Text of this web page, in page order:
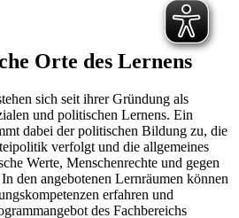
Orte des Lernens
sich seit ihrer Gründung als
und politischen Lernens. Ein
dabei der politischen Bildung zu, die
verfolgt und die allgemeines
Werte, Menschenrechte und gegen
den angebotenen Lernräumen können
erfahren und
des Fachbereichs